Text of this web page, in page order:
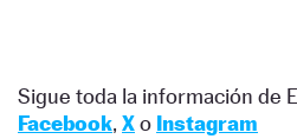
Sigue toda la información de
Facebook, Xo Instagram